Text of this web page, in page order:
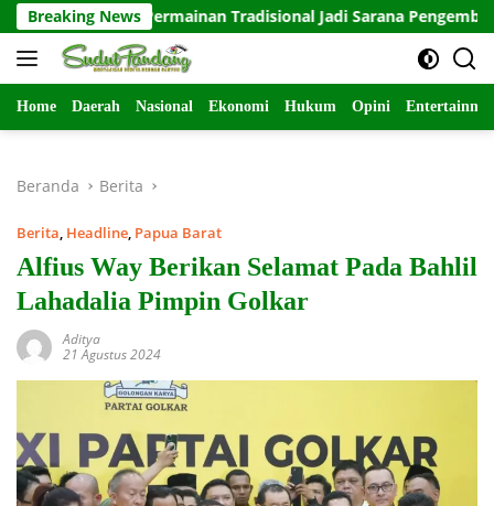
Langsung
ke
konten
Breaking News
Permainan Tradisional Jadi Sarana Pengembangan
Home Daerah Nasional Ekonomi Hukum Opini
Beranda Berita
Berita, Headline, Papua Barat
Alfius Way Berikan Selamat Pada Bahlil
Lahadalia Pimpin Golkar
Aditya
21 Agustus 2024